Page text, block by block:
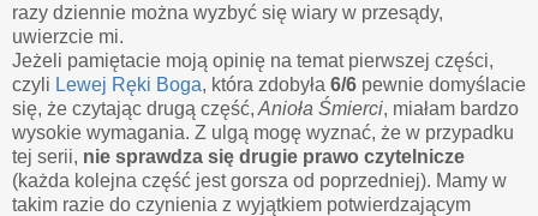
razy dziennie można wyzbyć się wiary w przesądy,
uwierzcie mi.
Jeżeli pamiętacie moją opinię na temat pierwszej części,
czyli Lewej Ręki Boga, która zdobyła 6/6 pewnie domyślacie
się, że czytając drugą część, Anioła Śmierci, miałam bardzo
wysokie wymagania. Z ulgą mogę wyznać, że w przypadku
tej serii, nie sprawdza się drugie prawo czytelnicze
(każda kolejna część jest gorsza od poprzedniej). Mamy w
takim razie do czynienia z wyjątkiem potwierdzającym